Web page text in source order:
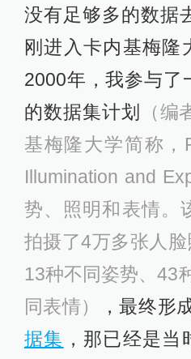
没有足够多的数据
刚进入卡内基梅隆
2000年，我参与了
的数据集计划
（
基梅隆大学简称，
Illumination and
势、照明和表情。
拍摄了4万多张人
13种不同姿势、43
同表情）
，最终形
据集 ，那已经是当